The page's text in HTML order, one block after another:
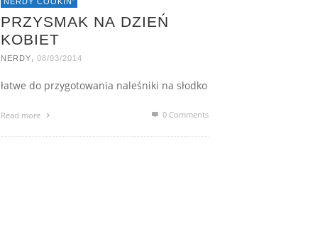
PRZYSMAK NA DZIEŃ
KOBIET
NERDY 08/03/2014
łatwe do przygotowania naleśniki na słodko
Read more 0 Comments